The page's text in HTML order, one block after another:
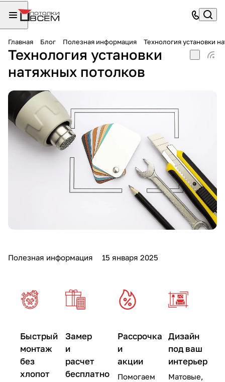
Главная Блог Полезная информация Технология установки
Технология установки
натяжных потолков
Полезная информация 15 января 2025
Быстрый
монтаж
без
хлопот
Замер
и
расчет
бесплатно
Рассрочка
и
акции
Помогаем
Дизайн
под ваш
интерьер
Матовые,